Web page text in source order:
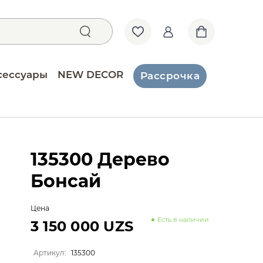
NEW DECOR Рассрочка
135300 Дерево
Бонсай
Цена
Есть в наличии
3 150 000 UZS
Артикул: 135300